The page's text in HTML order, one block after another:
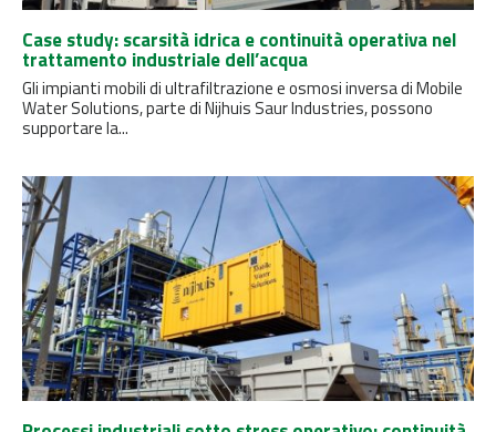
Case study: scarsità idrica e continuità operativa nel
trattamento industriale dell’acqua
Gli impianti mobili di ultrafiltrazione e osmosi inversa di Mobile
Water Solutions, parte di Nijhuis Saur Industries, possono
supportare la...